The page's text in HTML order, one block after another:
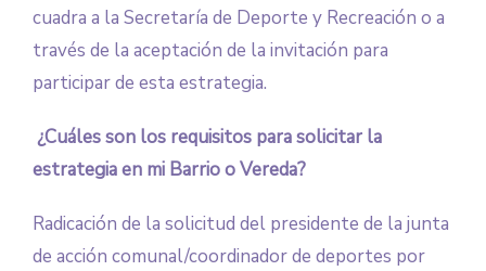
cuadra a la Secretaría de Deporte y Recreación o a
través de la aceptación de la invitación para
participar de esta estrategia.
¿Cuáles son los requisitos para solicitar la
estrategia en mi Barrio o Vereda?
Radicación de la solicitud del presidente de la junta
de acción comunal/coordinador de deportes por